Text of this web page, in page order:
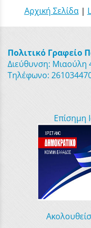
Αρχική Σελίδα|
Πολιτικό Γραφείο
Διεύθυνση: Μιαούλη
Τηλέφωνο:
Επίσημη